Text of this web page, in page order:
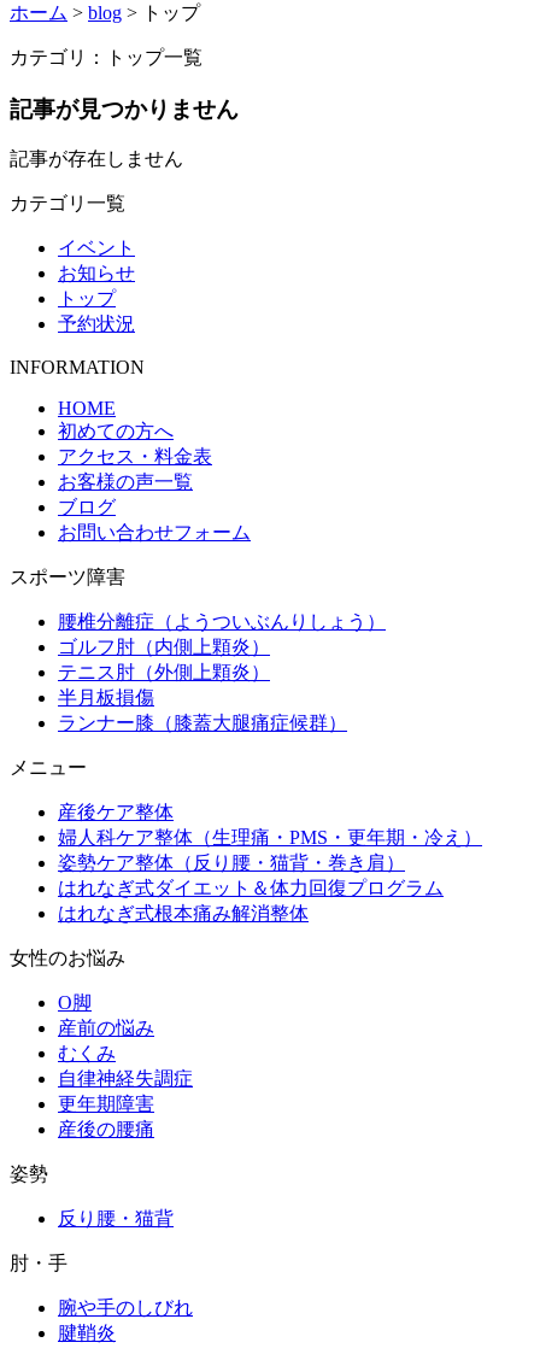
ホーム > blog > トップ
カテゴリ：トップ一覧
記事が見つかりません
記事が存在しません
カテゴリ一覧
イベント
お知らせ
トップ
予約状況
INFORMATION
HOME
初めての方へ
アクセス・料金表
お客様の声一覧
ブログ
お問い合わせフォーム
スポーツ障害
腰椎分離症（ようついぶんりしょう）
ゴルフ肘（内側上顆炎）
テニス肘（外側上顆炎）
半月板損傷
ランナー膝（膝蓋大腿痛症候群）
メニュー
産後ケア整体
婦人科ケア整体（生理痛・PMS・更年期・冷え）
姿勢ケア整体（反り腰・猫背・巻き肩）
はれなぎ式ダイエット＆体力回復プログラム
はれなぎ式根本痛み解消整体
女性のお悩み
O脚
産前の悩み
むくみ
自律神経失調症
更年期障害
産後の腰痛
姿勢
反り腰・猫背
肘・手
腕や手のしびれ
腱鞘炎